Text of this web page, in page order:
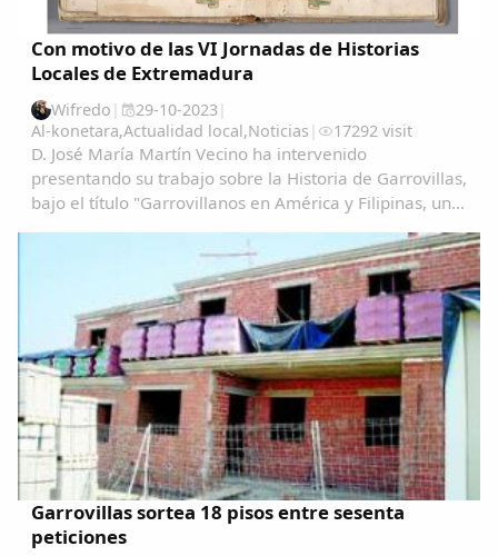
Con motivo de las VI Jornadas de Historias
Locales de Extremadura
Wifredo | 29-10-2023|
Al-konetara,Actualidad local,Noticias | 17292 visit
D. José María Martín Vecino ha intervenido
presentando su trabajo sobre la Historia de Garrovillas,
bajo el título "Garrovillanos en América y Filipinas, una
aproximación cartográfica" Garrovillanos-en-
AmeÃ&#140;&#129;rica-y-Filipinas-una...
Garrovillas sortea 18 pisos entre sesenta
peticiones
Comparte
Compartir en Facebook